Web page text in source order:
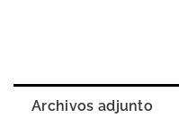
Archivos adjunto